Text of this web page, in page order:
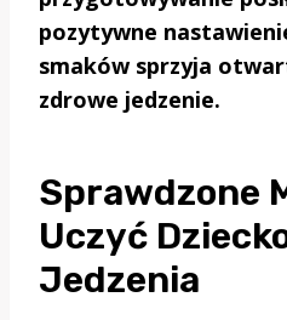
pozytywne
smaków sprzyja
zdrowe jedzenie.
Sprawdzone
Uczyć
Jedzenia